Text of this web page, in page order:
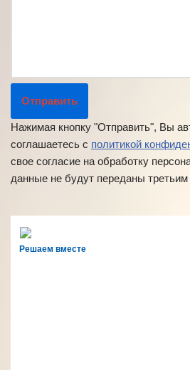
Нажимая кнопку "Отправить", Вы
соглашаетесь с политикой
свое согласие на обработку
данные не будут переданы
Решаем вместе